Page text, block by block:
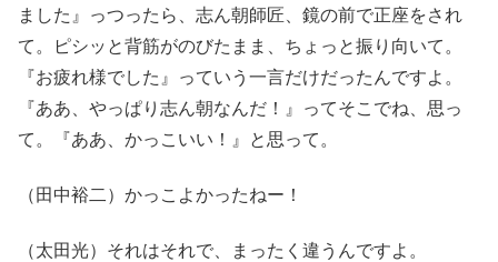
ました』っつったら、志ん朝師匠、鏡の前で正座をされ
て。ピシッと背筋がのびたまま、ちょっと振り向いて。
『お疲れ様でした』っていう一言だけだったんですよ。
『ああ、やっぱり志ん朝なんだ！』ってそこでね、思っ
て。『ああ、かっこいい！』と思って。
（田中裕二）かっこよかったねー！
（太田光）それはそれで、まったく違うんですよ。